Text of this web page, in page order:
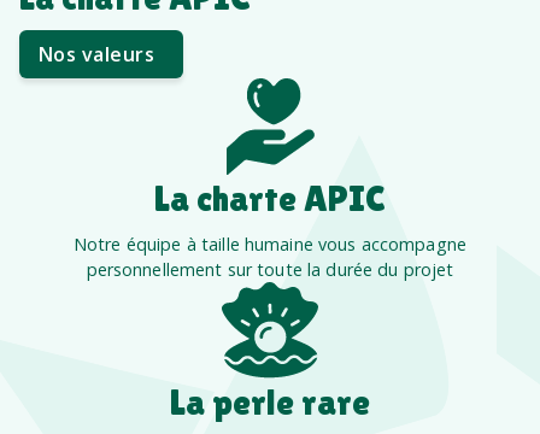
Nos valeurs
La charte APIC
Notre équipe à taille humaine vous accompagne
personnellement sur toute la durée du projet
La perle rare